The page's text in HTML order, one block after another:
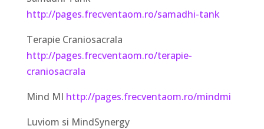
http://pages.frecventaom.ro/samadhi-tank
Terapie Craniosacrala
http://pages.frecventaom.ro/terapie-
craniosacrala
Mind MI http://pages.frecventaom.ro/mindmi
Luviom si MindSynergy